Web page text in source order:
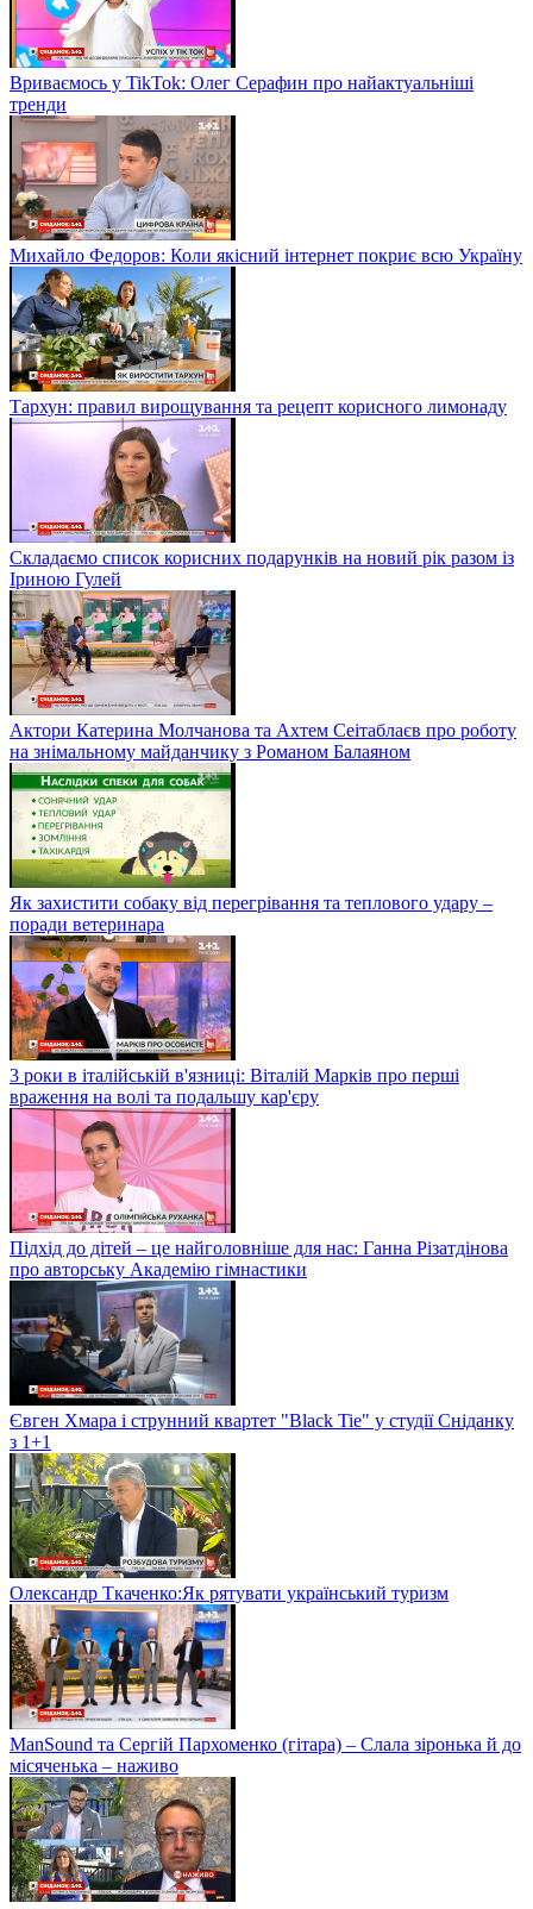
Вриваємось у TikTok: Олег Серафин про найактуальніші
тренди
Михайло Федоров: Коли якісний інтернет покриє всю Україну
Тархун: правил вирощування та рецепт корисного лимонаду
Складаємо список корисних подарунків на новий рік разом із
Іриною Гулей
Актори Катерина Молчанова та Ахтем Сеітаблаєв про роботу
на знімальному майданчику з Романом Балаяном
Як захистити собаку від перегрівання та теплового удару –
поради ветеринара
3 роки в італійській в'язниці: Віталій Марків про перші
враження на волі та подальшу кар'єру
Підхід до дітей – це найголовніше для нас: Ганна Різатдінова
про авторську Академію гімнастики
Євген Хмара і струнний квартет "Black Tie" у студії Сніданку
з 1+1
Олександр Ткаченко:Як рятувати український туризм
ManSound та Сергій Пархоменко (гітара) – Слала зіронька й до
місяченька – наживо